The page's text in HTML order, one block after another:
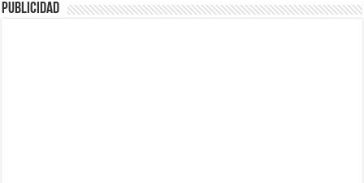
Publicidad